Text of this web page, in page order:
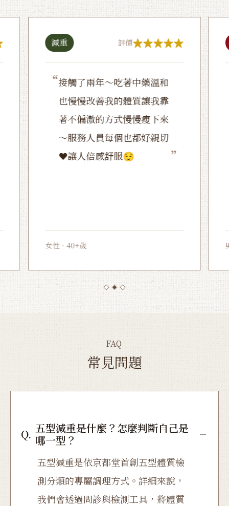
減重 評價
接觸了兩年～吃著中藥溫和
也慢慢改善我的體質讓我靠
著不偏激的方式慢慢瘦下來
～服務人員每個也都好親切
❤️讓人倍感舒服😌
”
女性．40+歲
常見問題
FAQ
Q. 五型減重是什麼？怎麼判斷自己是
哪一型？
五型減重是依京都堂首創五型體質檢
測分類的專屬調理方式。詳細來說，
我們會透過問診與檢測工具，將體質